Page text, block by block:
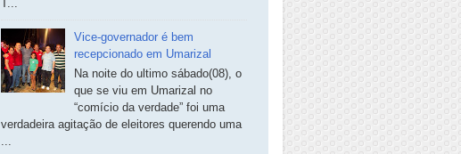
T...
Vice-governador é bem
recepcionado em Umarizal
Na noite do ultimo sábado(08), o
que se viu em Umarizal no
“comício da verdade” foi uma
verdadeira agitação de eleitores querendo uma